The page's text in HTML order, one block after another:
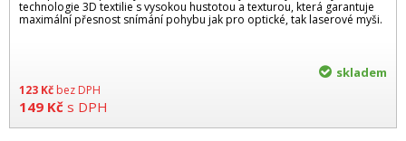
technologie 3D textilie s vysokou hustotou a texturou, která garantuje
maximální přesnost snímání pohybu jak pro optické, tak laserové myši.
123 Kč bez DPH
149 Kč s DPH
skladem